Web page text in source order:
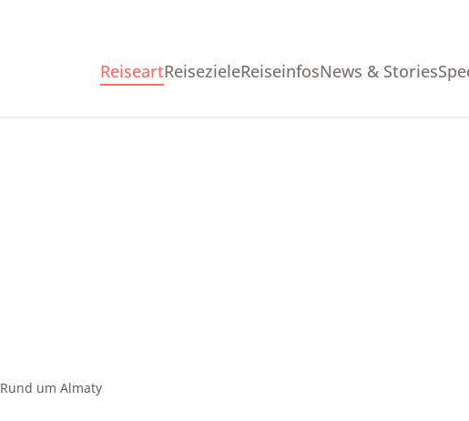
ReiseartReisezieleReiseinfosNews & Stories
Rund um Almaty